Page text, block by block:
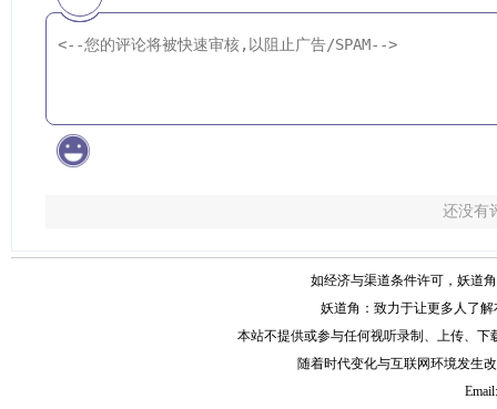
还没有
如经济与渠道条件许可，妖道
妖道角：致力于让更多人了
本站不提供或参与任何视听录制、上传、
随着时代变化与互联网环境发生